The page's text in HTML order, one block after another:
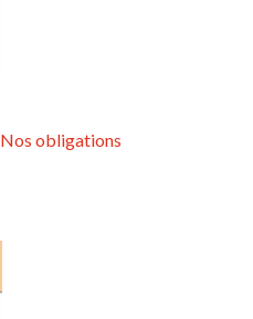
Nos obligations